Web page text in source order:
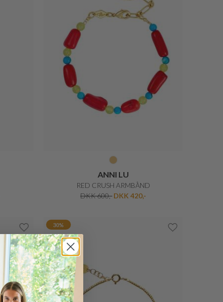
ANNI LU
RED CRUSH ARMBÅND
DKK 600,- DKK 420,-
30%